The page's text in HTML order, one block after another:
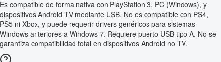
Es compatible de forma nativa con PlayStation 3, PC (Windows), y
dispositivos Android TV mediante USB. No es compatible con PS4,
PS5 ni Xbox, y puede requerir drivers genéricos para sistemas
Windows anteriores a Windows 7. Requiere puerto USB tipo A. No se
garantiza compatibilidad total en dispositivos Android no TV.